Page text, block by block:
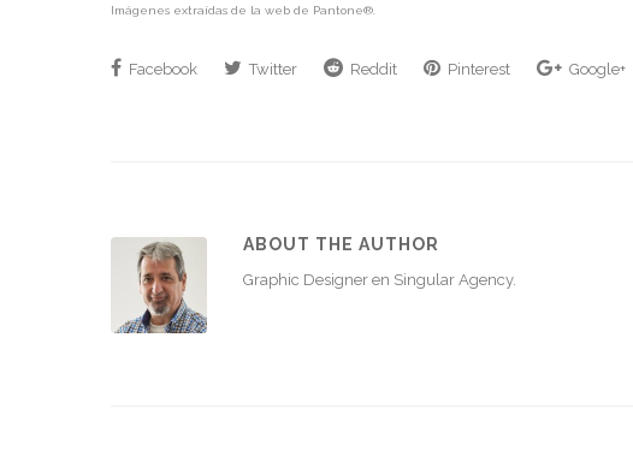
Imágenes extraídas de la web de Pantone®.
Facebook Twitter Reddit Pinterest Google+
ABOUT THE AUTHOR
Graphic Designer en Singular Agency.